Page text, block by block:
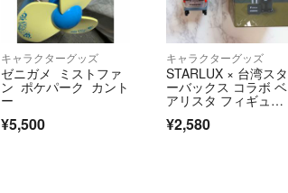
キャラクターグッズ
ゼニガメ ミストファ
ン ポケパーク カント
ー
¥5,500
キャラクターグッズ
STARLUX × 台湾スタ
ーバックス コラボ ベ
アリスタ フィギュア
¥2,580